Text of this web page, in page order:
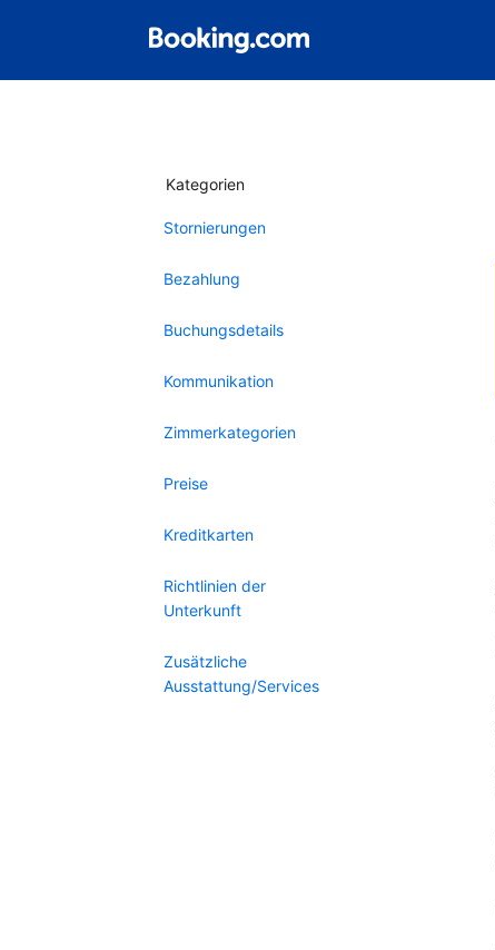
Kategorien
Stornierungen
Bezahlung
Buchungsdetails
Kommunikation
Zimmerkategorien
Preise
Kreditkarten
Richtlinien der
Unterkunft
Zusätzliche
Ausstattung/Services